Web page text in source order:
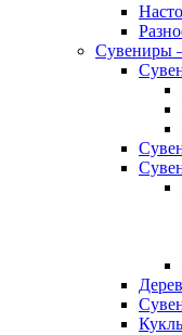
Сувениры